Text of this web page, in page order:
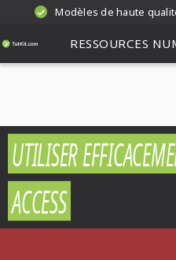
Modèles de haute
RESSOURCES
UTILISER
ACCESS